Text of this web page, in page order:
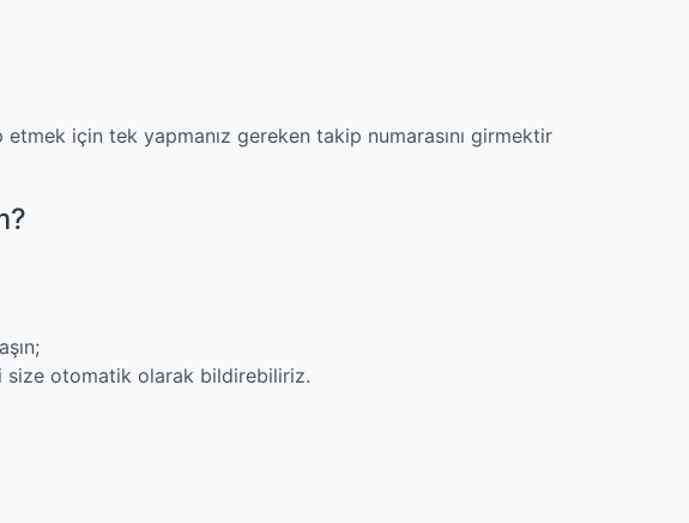
için tek yapmanız gereken takip numarasını girmektir
size otomatik olarak bildirebiliriz.